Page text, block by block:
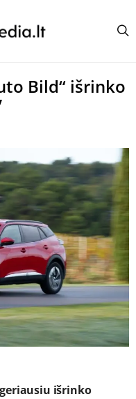
Bild“ išrinko
išrinko